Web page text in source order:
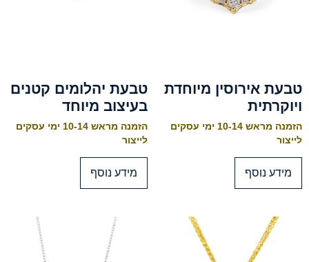
טבעת אירוסין מיוחדת
ויוקרתית
הזמנה מראש 10-14 ימי עסקים
לייצור
מידע נוסף
טבעת יהלומים קטנים
בעיצוב מיוחד
הזמנה מראש 10-14 ימי עסקים
לייצור
מידע נוסף